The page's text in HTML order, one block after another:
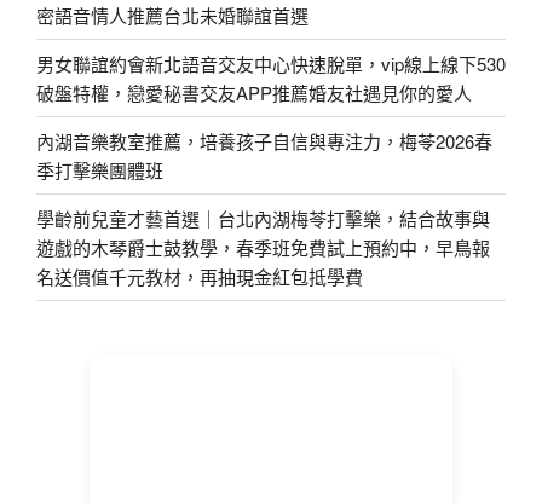
密語音情人推薦台北未婚聯誼首選
男女聯誼約會新北語音交友中心快速脫單，vip線上線下530
破盤特權，戀愛秘書交友APP推薦婚友社遇見你的愛人
內湖音樂教室推薦，培養孩子自信與專注力，梅苓2026春
季打擊樂團體班
學齡前兒童才藝首選｜台北內湖梅苓打擊樂，結合故事與
遊戲的木琴爵士鼓教學，春季班免費試上預約中，早鳥報
名送價值千元教材，再抽現金紅包抵學費